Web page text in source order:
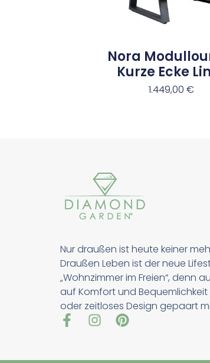
Nora
Kurze Ecke
1.449,00 €
Nur draußen ist heute keiner
Draußen Leben ist der neue
„Wohnzimmer im Freien“, denn
auf Komfort und Bequemlichkeit
oder zeitloses Design gepaart